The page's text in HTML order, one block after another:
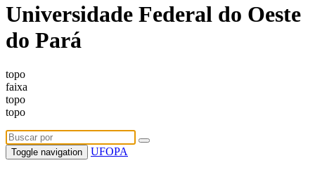
Comunica BR
Universidade Federal do Oeste
do Pará
topo
faixa
topo
topo
Toggle navigation UFOPA